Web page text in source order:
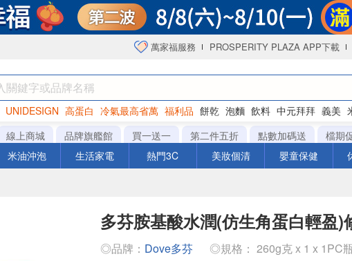
萬家福服務 PROSPERITY PLAZA APP下載
UNIDESIGN 高蛋白 冷氣最高省萬 福利品 餅乾 泡麵 飲料 中元拜拜 義美
罐頭 咖啡 海苔
線上商城 品牌旗艦館 買一送一 第二件五折 點數加碼送
檔期
米油沖泡 生活家電 熱門3C 美妝個清 嬰童保健
多芬胺基酸水潤(仿生角蛋白輕盈)
◎品牌： Dove多芬 ◎規格： 260g克 x 1 x 1PC